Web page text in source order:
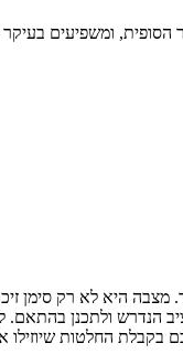
ומשפיעים
היא לא רק סימן
ולתכנן בהתאם.
בקבלת החלטות שיוזילו